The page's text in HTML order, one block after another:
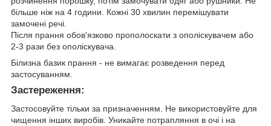
більше ніж на 4 години. Кожні 30 хвилин перемішувати
замочені речі.
Після прання обов'язково прополоскати з ополіскувачем або
2-3 рази без ополіскувача.
Білизна базик прання - не вимагає розведення перед
застосуванням.
Застереження:
Застосовуйте тільки за призначенням. Не використовуйте для
чищення інших виробів. Уникайте потрапляння в очі і на